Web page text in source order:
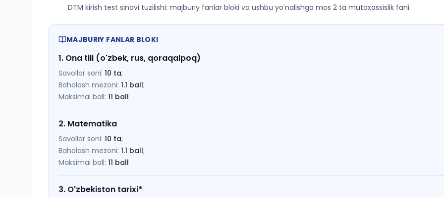
DTM kirish test sinovi tuzilishi: majburiy fanlar bloki va ushbu yo'nalishga mos 2 ta mutaxassislik fani.
MAJBURIY FANLAR BLOKI
1. Ona tili (o'zbek, rus, qoraqalpoq)
Savollar soni: 10 ta;
Baholash mezoni: 1.1 ball;
Maksimal ball: 11 ball
2. Matematika
Savollar soni: 10 ta;
Baholash mezoni: 1.1 ball;
Maksimal ball: 11 ball
3. O'zbekiston tarixi*